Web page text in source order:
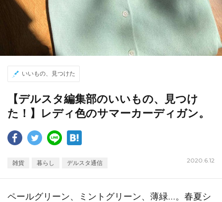
いいもの、見つけた
【デルスタ編集部のいいもの、見つけ
た！】レディ色のサマーカーディガン。
雑貨 暮らし デルスタ通信 2020.6.12
ペールグリーン、ミントグリーン、薄緑…。春夏シ